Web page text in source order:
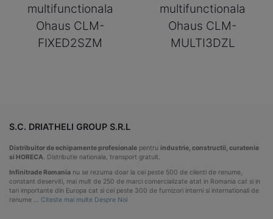
multifunctionala
Ohaus CLM-
FIXED2SZM
multifunctionala
Ohaus CLM-
MULTI3DZL
S.C. DRIATHELI GROUP S.R.L
Distribuitor de echipamente profesionale pentru industrie, constructii, curatenie
si HORECA . Distributie nationala, transport gratuit.
Infinitrade Romania nu se rezuma doar la cei peste 500 de clienti de renume,
constant deserviti, mai mult de 250 de marci comercializate atat in Romania cat si in
tari importante din Europa cat si cei peste 300 de furnizori interni si internationali de
renume … Citeste mai multe Despre Noi